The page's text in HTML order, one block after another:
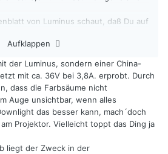
von Luminus schaut, daß Du auf
Relative CRI-Shift vs If
mal ein eher günstiges
Beständen angeschaut. Da sehe ich
ändern?
Aufklappen
der Luminus, sondern einer China-
mit ca. 36V bei 3,8A. erprobt. Durch
dass die Farbsäume nicht
Auge unsichtbar, wenn alles
das besser kann, mach´doch
Projektor. Vielleicht toppt das Ding ja
liegt der Zweck in der